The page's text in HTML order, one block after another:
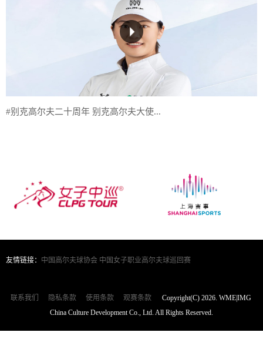
#别克高尔夫二十周年 别克高尔夫大使...
友情链接： 中国高尔夫球协会 中国女子职业高尔夫球巡回赛
联系我们 隐私条款 使用条款 观赛条款
Copyright(C) 2026. WME|IMG
China Culture Development Co., Ltd. All Rights Reserved.